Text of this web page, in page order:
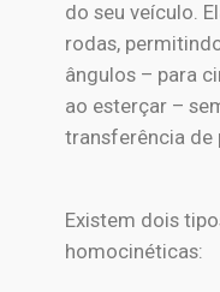
do seu veículo.
rodas,
ângulos – para
ao esterçar –
transferência de
Existem dois
homocinéticas: